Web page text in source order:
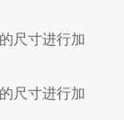
尺寸进行加
尺寸进行加